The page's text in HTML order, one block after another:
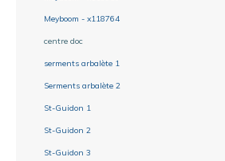
Meyboom - x118764
centre doc
serments arbalète 1
Serments arbalète 2
St-Guidon 1
St-Guidon 2
St-Guidon 3